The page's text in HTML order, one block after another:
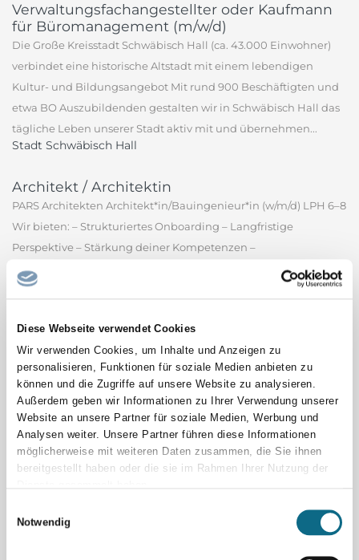
Diese Webseite verwendet Cookies
Wir verwenden Cookies, um Inhalte und Anzeigen zu
personalisieren, Funktionen für soziale Medien anbieten zu
können und die Zugriffe auf unsere Website zu analysieren.
Außerdem geben wir Informationen zu Ihrer Verwendung unserer
Website an unsere Partner für soziale Medien, Werbung und
Analysen weiter. Unsere Partner führen diese Informationen
möglicherweise mit weiteren Daten zusammen, die Sie ihnen
bereitgestellt haben oder die sie im Rahmen Ihrer Nutzung der
Notwendig
Verwaltungsfachangestellter oder Kaufmann
für Büromanagement (m/w/d)
Die Große Kreisstadt Schwäbisch Hall (ca. 43.000 Einwohner)
verbindet eine historische Altstadt mit einem lebendigen
Kultur- und Bildungsangebot Mit rund 900 Beschäftigten und
etwa BO Auszubildenden gestalten wir in Schwäbisch Hall das
tägliche Leben unserer Stadt aktiv mit und übernehmen...
Stadt Schwäbisch Hall
Architekt / Architektin
PARS Architekten Architekt*in/Bauingenieur*in (w/m/d) LPH 6–8
Wir bieten: – Strukturiertes Onboarding – Langfristige
Perspektive – Stärkung deiner Kompetenzen –
maßgeschneiderte Entwicklung – Digitalisierte
Baustellenbetreuung in einem motivierten Team Deine
PARS Architekten GmbH
Spitalfacharzt / Spitalfachärztin Pädiatrie
Oberarzt oder Spitalfacharzt (m/w/d) 60 - 100% (Psychiatrie oder
Pädiatrie) Heilpädagogisch-Psychiatrische Fachstelle (HPF)
Bereich Kinder und Jugend mit Störung der intellektuellen
Entwicklung, Klinik Luzern Per 1. November 2026 oder nach
Vereinbarung Ihre Aufgaben - Ambulante Tätigkeit im...
Co-Chefarzt / Chefärztin mit Option Chefarzt /